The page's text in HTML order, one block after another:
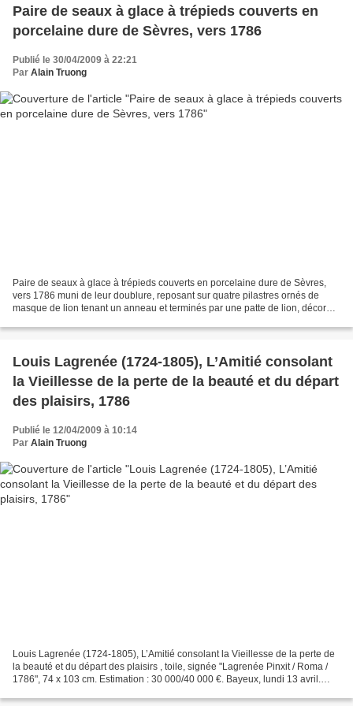
Paire de seaux à glace à trépieds couverts en
porcelaine dure de Sèvres, vers 1786
Publié le 30/04/2009 à 22:21
Par Alain Truong
Paire de seaux à glace à trépieds couverts en porcelaine dure de Sèvres,
vers 1786 muni de leur doublure, reposant sur quatre pilastres ornés de
masque de lion tenant un anneau et terminés par une patte de lion, décor
Louis Lagrenée (1724-1805), L’Amitié consolant
la Vieillesse de la perte de la beauté et du départ
des plaisirs, 1786
Publié le 12/04/2009 à 10:14
Par Alain Truong
Louis Lagrenée (1724-1805), L’Amitié consolant la Vieillesse de la perte de
la beauté et du départ des plaisirs , toile, signée "Lagrenée Pinxit / Roma /
1786", 74 x 103 cm. Estimation : 30 000/40 000 €. Bayeux, lundi 13 avril.